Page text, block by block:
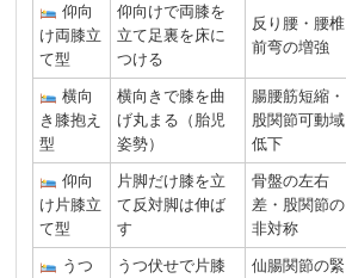
仰向
け両膝立
て型
仰向けで両膝を
立て足裏を床に
つける
反り腰・腰椎
前弯の増強
横向
き膝抱え
型
横向きで膝を曲
げ丸まる（胎児
姿勢）
腸腰筋短縮・
股関節可動域
低下
仰向
け片膝立
て型
片脚だけ膝を立
て反対脚は伸ば
す
骨盤の左右
差・股関節の
非対称
うつ
うつ伏せで片膝
仙腸関節の緊